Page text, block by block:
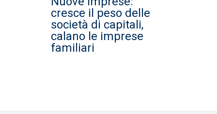
cresce il peso delle
società di capitali,
calano le imprese
familiari